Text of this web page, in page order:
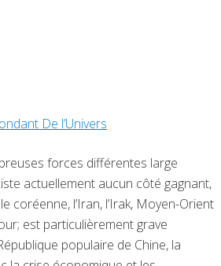
De l’Univers
forces différentes large
actuellement aucun côté gagnant,
coréenne, l’Iran, l’Irak, Moyen-Orient
est particulièrement grave
populaire de Chine, la